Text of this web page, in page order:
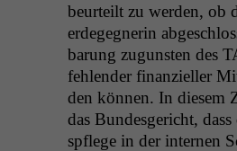
beurteilt zu wer­den, ob
erdegeg­ner­in
barung zugun­sten des
fehlen­der finanzieller
den kön­nen. In diesem
das Bun­des­gericht,
spflege in der inter­nen